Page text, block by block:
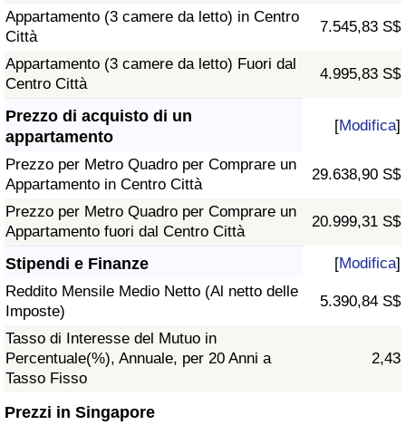
Appartamento (3 camere da letto) in Centro
Città
7.545,83 S$
Appartamento (3 camere da letto) Fuori dal
Centro Città
4.995,83 S$
Prezzo di acquisto di un
appartamento
[Modifica]
Prezzo per Metro Quadro per Comprare un
Appartamento in Centro Città
29.638,90 S$
Prezzo per Metro Quadro per Comprare un
Appartamento fuori dal Centro Città
20.999,31 S$
Stipendi e Finanze [Modifica]
Reddito Mensile Medio Netto (Al netto delle
Imposte)
5.390,84 S$
Tasso di Interesse del Mutuo in
Percentuale(%), Annuale, per 20 Anni a
Tasso Fisso
2,43
Prezzi in Singapore